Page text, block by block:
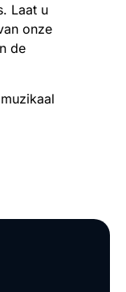
Laat u
onze
de